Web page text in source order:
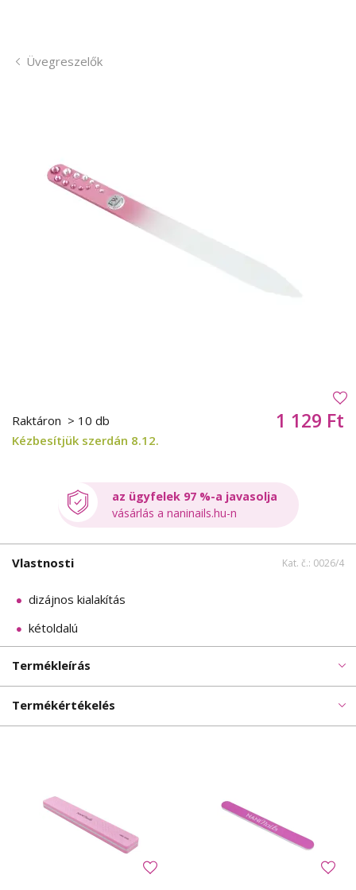
Üvegreszelők
Raktáron > 10 db
Kézbesítjük szerdán 8.12.
1 129 Ft
az ügyfelek 97 %-a javasolja
vásárlás a naninails.hu-n
Vlastnosti Kat. č.: 0026/4
dizájnos kialakítás
kétoldalú
Termékleírás
Termékértékelés